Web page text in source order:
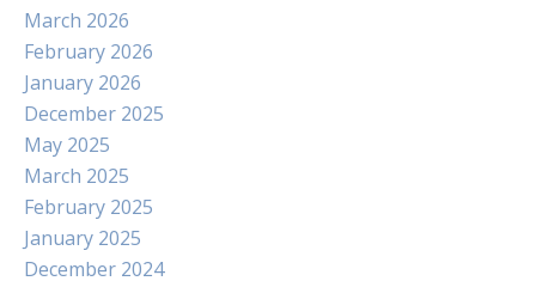
March 2026
February 2026
January 2026
December 2025
May 2025
March 2025
February 2025
January 2025
December 2024